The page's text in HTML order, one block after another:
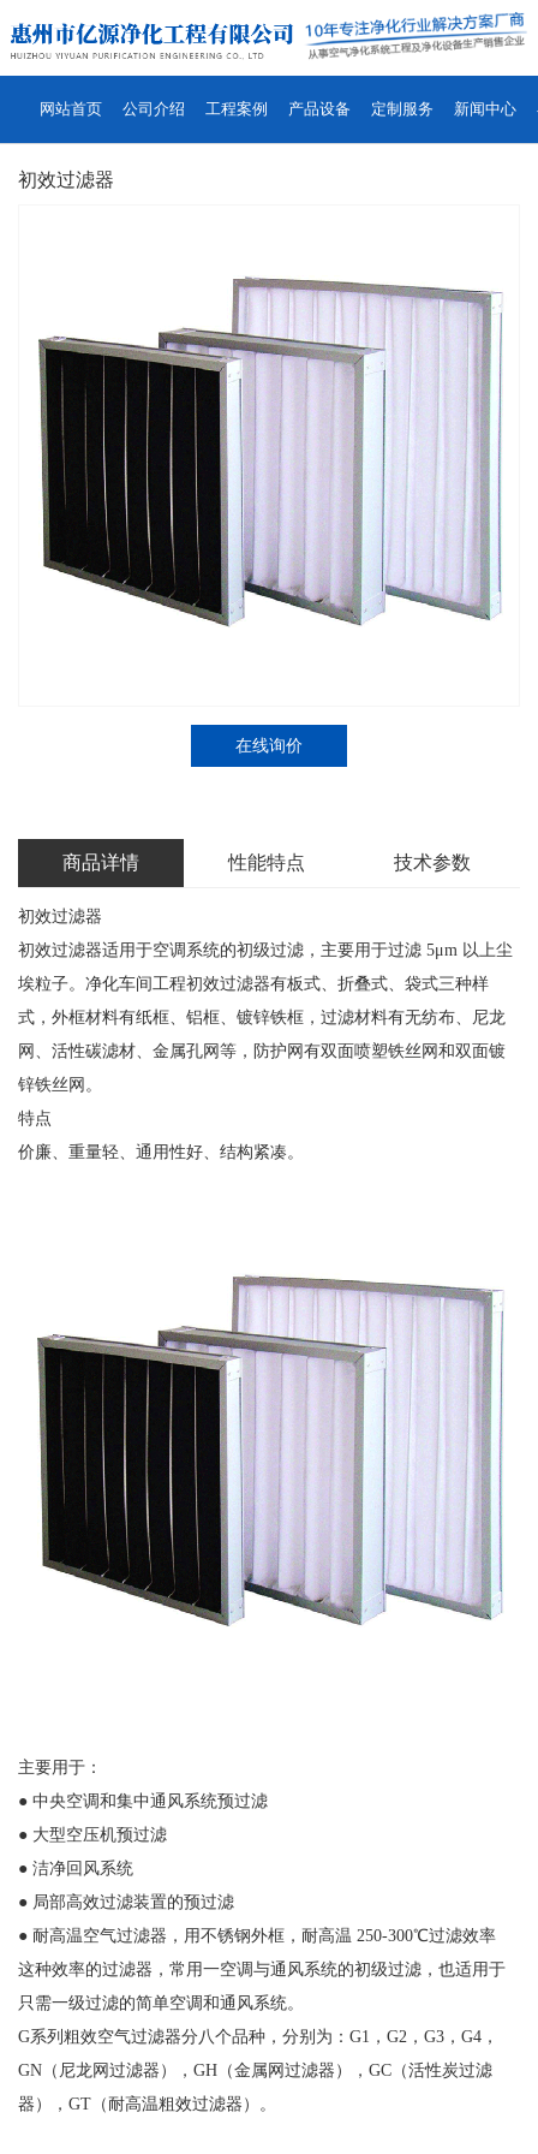
网站首页 公司介绍 工程案例 产品设备 定制服务 新闻中心
初效过滤器
在线询价
商品详情 性能特点 技术参数
初效过滤器
初效过滤器适用于空调系统的初级过滤，主要用于过滤 5μm 以上尘
埃粒子。净化车间工程初效过滤器有板式、折叠式、袋式三种样
式，外框材料有纸框、铝框、镀锌铁框，过滤材料有无纺布、尼龙
网、活性碳滤材、金属孔网等，防护网有双面喷塑铁丝网和双面镀
锌铁丝网。
特点
价廉、重量轻、通用性好、结构紧凑。
主要用于：
● 中央空调和集中通风系统预过滤
● 大型空压机预过滤
● 洁净回风系统
● 局部高效过滤装置的预过滤
● 耐高温空气过滤器，用不锈钢外框，耐高温 250-300℃过滤效率
这种效率的过滤器，常用一空调与通风系统的初级过滤，也适用于
只需一级过滤的简单空调和通风系统。
G系列粗效空气过滤器分八个品种，分别为：G1，G2，G3，G4，
GN（尼龙网过滤器），GH（金属网过滤器），GC（活性炭过滤
器），GT（耐高温粗效过滤器）。